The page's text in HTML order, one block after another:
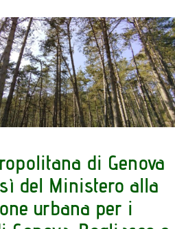
di Genova
del Ministero alla
urbana per i